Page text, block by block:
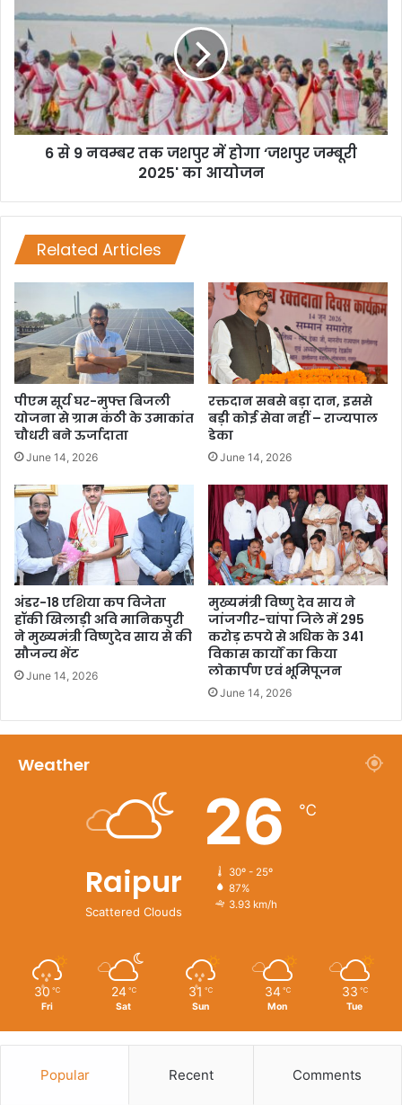
6 से 9 नवम्बर तक जशपुर में होगा ‘जशपुर जम्बूरी
2025' का आयोजन
Related Articles
पीएम सूर्य घर-मुफ्त बिजली
योजना से ग्राम कंठी के उमाकांत
चौधरी बने ऊर्जादाता
June 14, 2026
रक्तदान सबसे बड़ा दान, इससे
बड़ी कोई सेवा नहीं – राज्यपाल
डेका
June 14, 2026
अंडर-18 एशिया कप विजेता
हॉकी खिलाड़ी अवि मानिकपुरी
ने मुख्यमंत्री विष्णुदेव साय से की
सौजन्य भेंट
June 14, 2026
मुख्यमंत्री विष्णु देव साय ने
जांजगीर-चांपा जिले में 295
करोड़ रुपये से अधिक के 341
विकास कार्यों का किया
लोकार्पण एवं भूमिपूजन
June 14, 2026
Weather
Raipur
Scattered Clouds
26 ℃
30º - 25º
87%
3.93 km/h
30 ℃
Fri
24 ℃
Sat
31 ℃
Sun
34 ℃
Mon
33 ℃
Tue
Popular Recent Comments